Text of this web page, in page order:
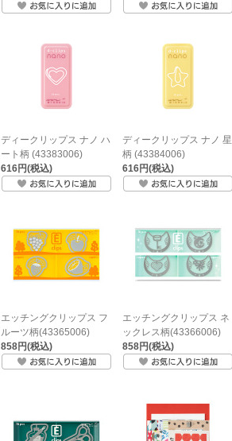
ディークリップス ナノ ハ
ート柄 (43383006)
616円(税込)
ディークリップス ナノ 星
柄 (43384006)
616円(税込)
エッチングクリップス フ
ルーツ柄(43365006)
858円(税込)
エッチングクリップス ネ
ックレス柄(43366006)
858円(税込)